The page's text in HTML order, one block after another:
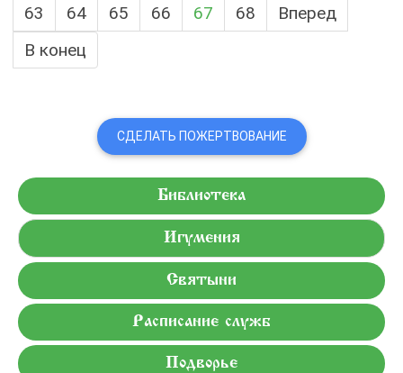
63
64 65 66 67 68
Вперед
В конец
СДЕЛАТЬ ПОЖЕРТВОВАНИЕ
Библиотека
Игумения
Святыни
Расписание служб
Подворье